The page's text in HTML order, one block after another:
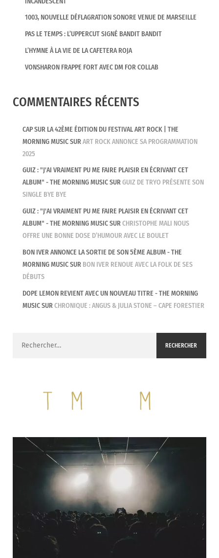
1003, NOUVELLE DÉFLAGRATION SONORE VENUE DE MARSEILLE
PAS LE TEMPS : L’UPPERCUT SIGNÉ BANDIT BANDIT
L’HYMNE À LA VIE DE LA CAFETERA ROJA
VONSHARON FRAPPE FORT AVEC DM FOR COLLAB
COMMENTAIRES RÉCENTS
CAP SUR LA 42ÈME ÉDITION DU FESTIVAL ART ROCK | THE
MORNING MUSICSURART ROCK ANNONCE SA PROGRAMMATION
2025
GUIZ : "J'AI VRAIMENT PU ME FAIRE PLAISIR EN ÉCRIVANT CET
ALBUM" - THE MORNING MUSICSURGUIZ DE TRYO PRÉSENTE SON
SINGLE BYE BYE
GUIZ : "J'AI VRAIMENT PU ME FAIRE PLAISIR EN ÉCRIVANT CET
ALBUM" - THE MORNING MUSICSURCHRISTOPHE MALI NOUS
OFFRE UNE BONNE DOSE D’HUMOUR AVEC LE BOULET
BON IVER ANNONCE LA SORTIE DE SON 5ÈME ALBUM - THE
MORNING MUSICSUR BON IVER RENOUE AVEC LA FOLK DE SES
DÉBUTS
DOPE LEMON REVIENT AVEC UN NOUVEAU TITRE - THE MORNING
MUSICSURCHRONIQUE : ANGUS & JULIA STONE – CAPE FORESTIER